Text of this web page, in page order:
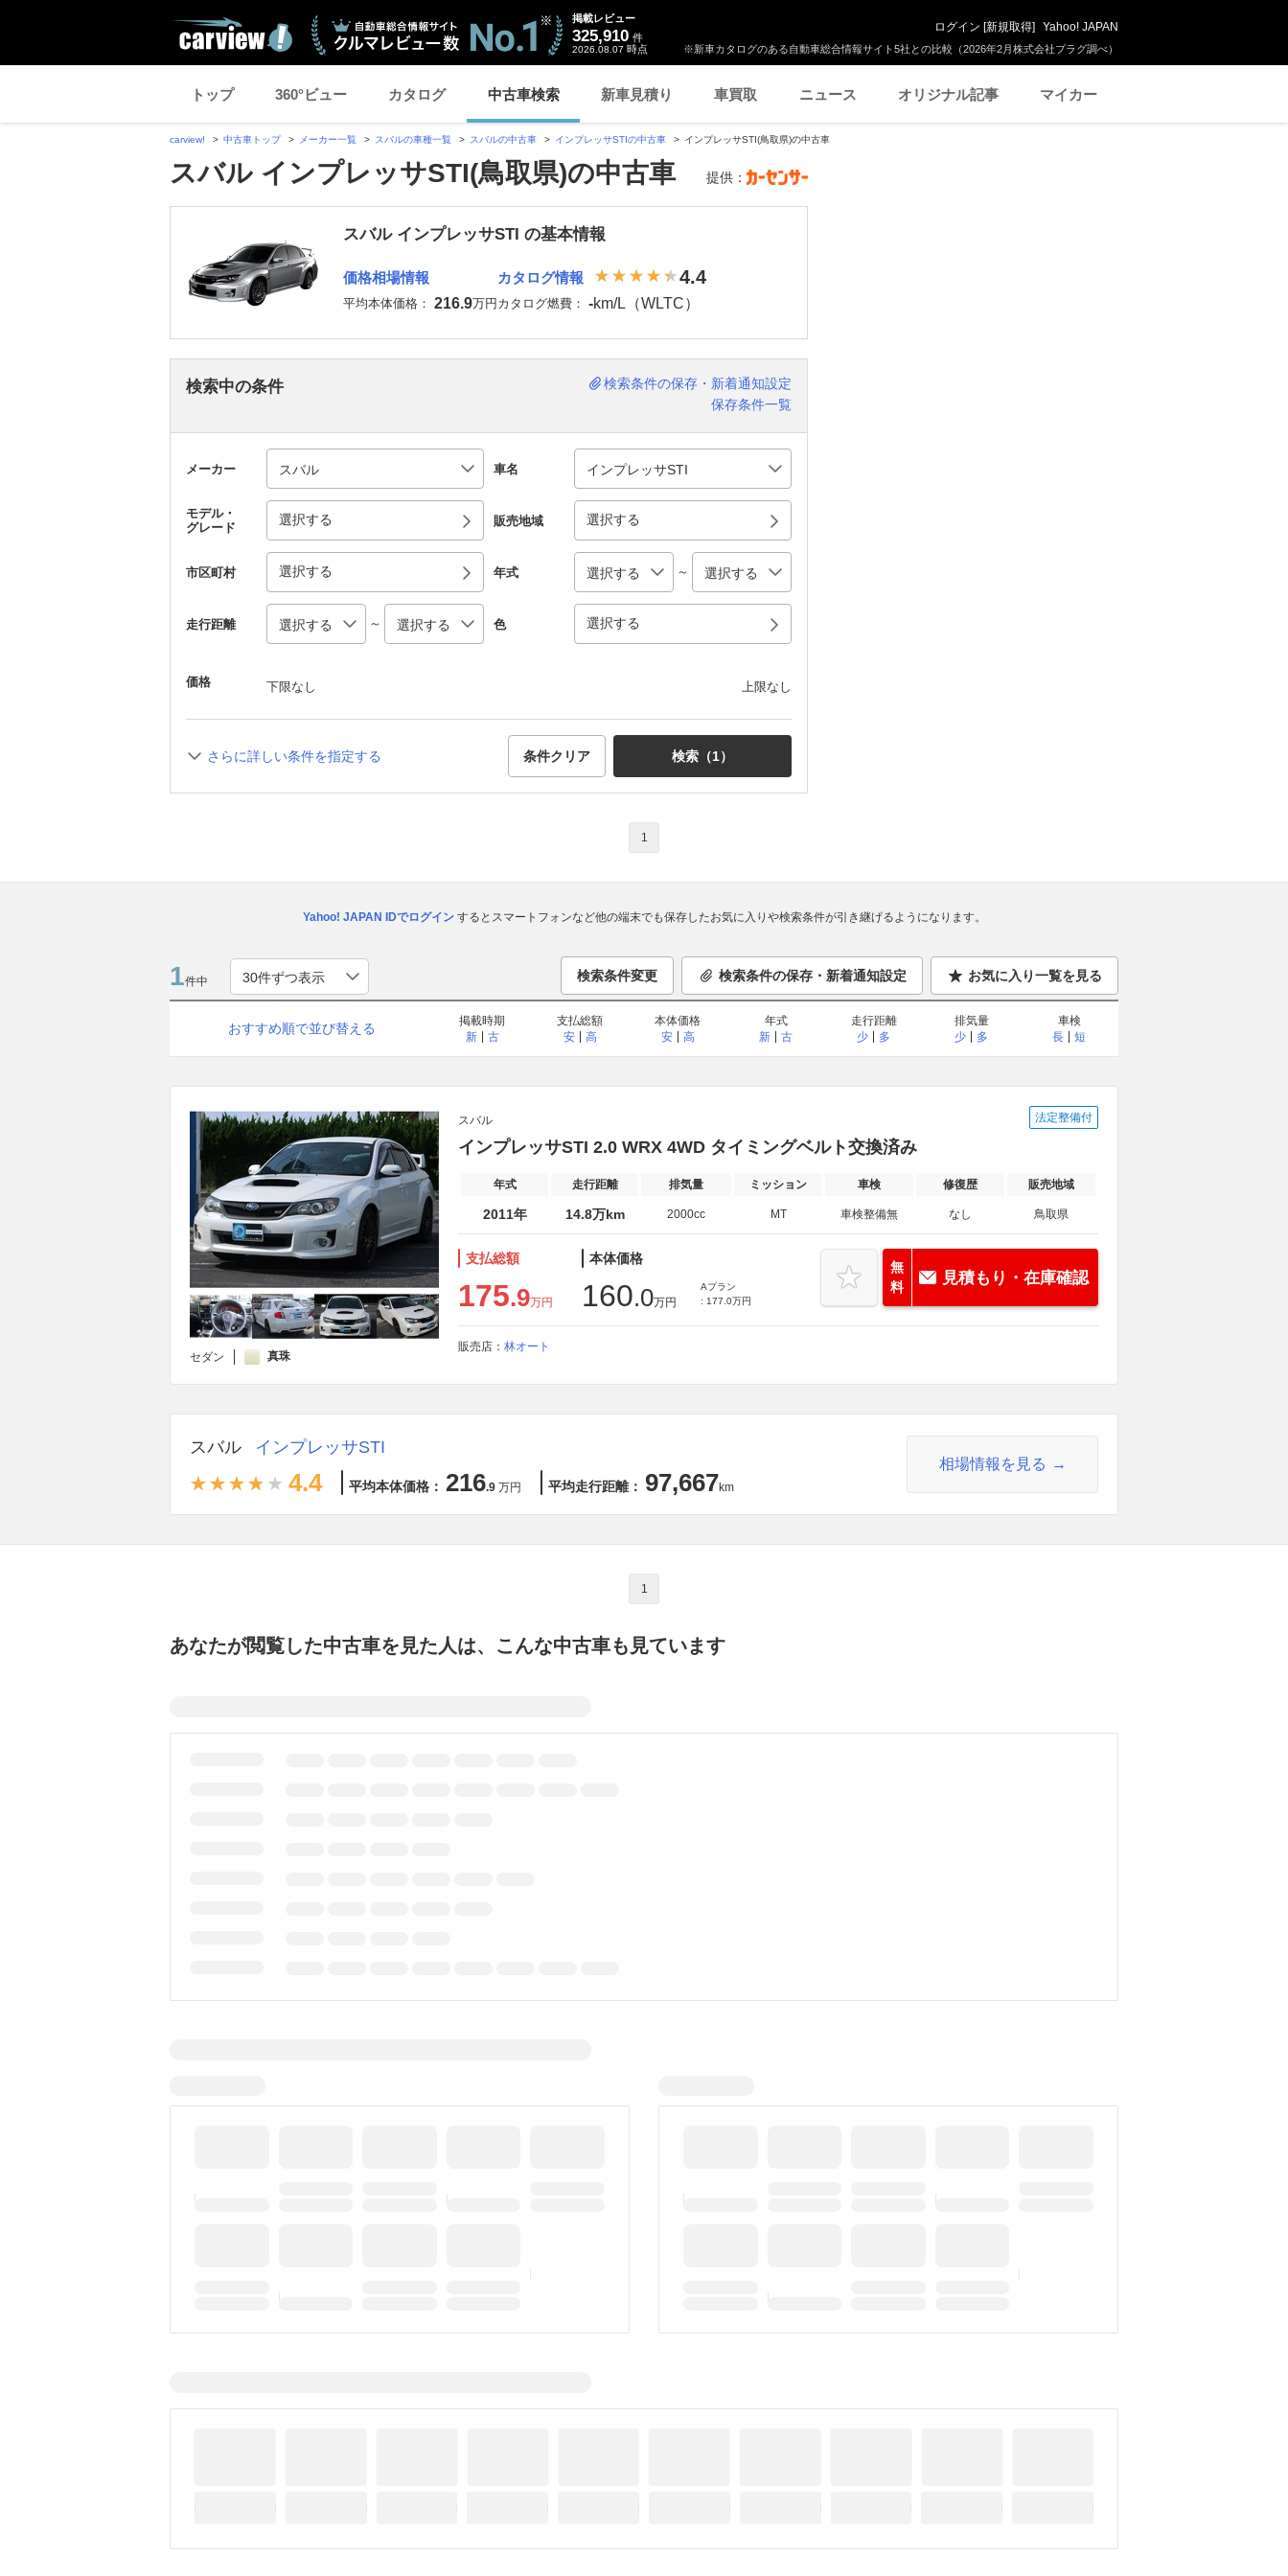
※新車カタログのある自動車総合情報サイト5社との比較（2026年2月株式会社プラグ調べ）
掲載レビュー
325,910 件
2026.08.07 時点
ログイン [新規取得] Yahoo! JAPAN
トップ 360°ビュー カタログ 中古車検索 新車見積り 車買取 ニュース オリジナル記事 マイカー
carview! 中古車トップ メーカー一覧 スバルの車種一覧 スバルの中古車 インプレッサSTIの中古車 インプレッサSTI(鳥取県)の中古車
スバル インプレッサSTI(鳥取県)の中古車 提供：
スバル インプレッサSTI の基本情報
価格相場情報
平均本体価格： 216.9万円
カタログ情報 4.4
カタログ燃費： -km/L（WLTC）
検索中の条件
検索条件の保存・新着通知設定
保存条件一覧
メーカー 車名
モデル・
グレード
選択する 販売地域 選択する
市区町村 選択する 年式 ～
走行距離 ～ 色 選択する
価格 下限なし 上限なし
さらに詳しい条件を指定する 条件クリア 検索（1）
1
Yahoo! JAPAN IDでログインするとスマートフォンなど他の端末でも保存したお気に入りや検索条件が引き継げるようになります。
1件中 検索条件変更 検索条件の保存・新着通知設定 お気に入り一覧を見る
おすすめ順で並び替える
掲載時期
新
古
支払総額
安
高
本体価格
安
高
年式
新
古
走行距離
少
多
排気量
少
多
車検
長
短
セダン 真珠
スバル 法定整備付
インプレッサSTI 2.0 WRX 4WD タイミングベルト交換済み
年式 走行距離 排気量 ミッション 車検 修復歴 販売地域
2011年 14.8万km 2000cc MT 車検整備無 なし 鳥取県
支払総額
175.9万円
本体価格
160.0万円
Aプラン
: 177.0万円
無
料
見積もり・在庫確認
販売店： 林オート
スバル インプレッサSTI
4.4 平均本体価格： 216.9 万円 平均走行距離： 97,667km
相場情報を見る
1
あなたが閲覧した中古車を見た人は、こんな中古車も見ています